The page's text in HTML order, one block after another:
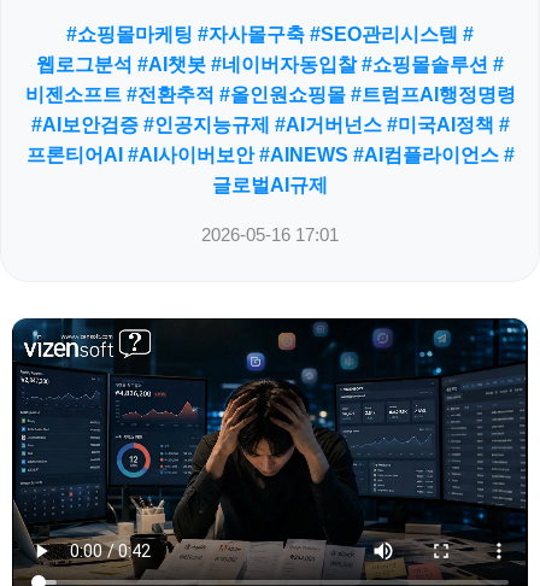
#쇼핑몰마케팅 #자사몰구축 #SEO관리시스템 #
웹로그분석 #AI챗봇 #네이버자동입찰 #쇼핑몰솔루션 #
비젠소프트 #전환추적 #올인원쇼핑몰 #트럼프AI행정명령
#AI보안검증 #인공지능규제 #AI거버넌스 #미국AI정책 #
프론티어AI #AI사이버보안 #AINEWS #AI컴플라이언스 #
글로벌AI규제
2026-05-16 17:01